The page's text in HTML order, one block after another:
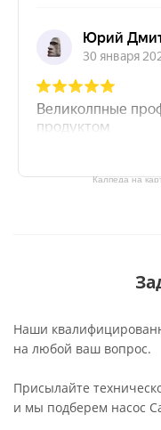
Калпеда на
Наши
на любой ваш вопрос.
Присылайте
и мы подберем насос